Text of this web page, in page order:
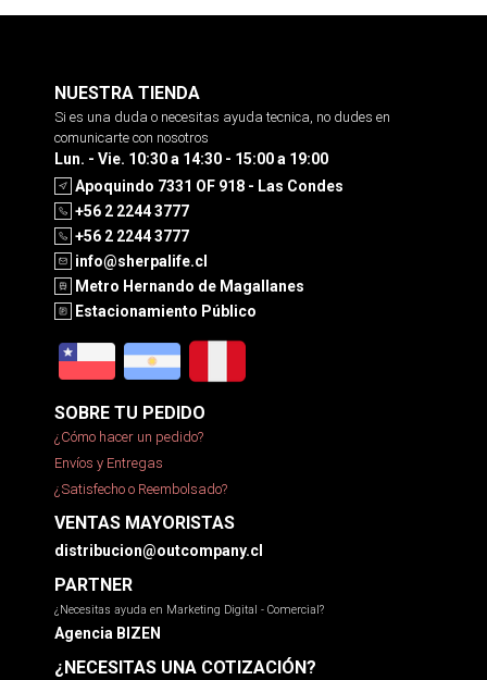
NUESTRA TIENDA
Si es una duda o necesitas ayuda tecnica, no dudes en
comunicarte con nosotros
Lun. - Vie. 10:30 a 14:30 - 15:00 a 19:00
Apoquindo 7331 OF 918 - Las Condes
+56 2 2244 3777
+56 2 2244 3777
info@sherpalife.cl
Metro Hernando de Magallanes
Estacionamiento Público
SOBRE TU PEDIDO
¿Cómo hacer un pedido?
Envíos y Entregas
¿Satisfecho o Reembolsado?
VENTAS MAYORISTAS
distribucion@outcompany.cl
PARTNER
¿Necesitas ayuda en Marketing Digital - Comercial?
Agencia BIZEN
¿NECESITAS UNA COTIZACIÓN?